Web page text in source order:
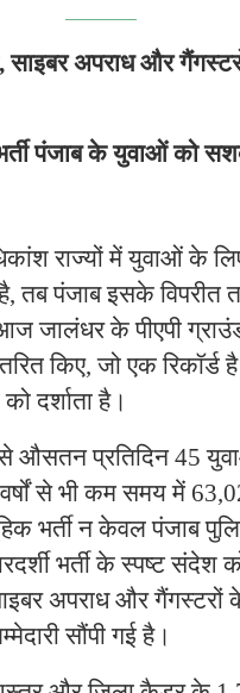
साइबर अपराध और
भर्ती पंजाब के युवाओं को
राज्यों में युवाओं के
पंजाब इसके विपरीत
जालंधर के पीएपी
किए, जो एक
दर्शाता है।
औसतन प्रतिदिन 45
से भी कम समय में
भर्ती न केवल पंजाब
भर्ती के स्पष्ट
अपराध और
सौंपी गई है।